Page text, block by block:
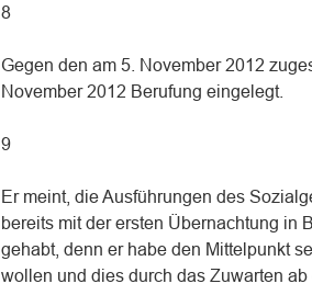
8
Gegen den am 5. November 2012
November 2012 Berufung eingelegt.
9
Er meint, die Ausführungen des
bereits mit der ersten Übernachtung in
gehabt, denn er habe den Mittelpunkt
wollen und dies durch das Zuwarten